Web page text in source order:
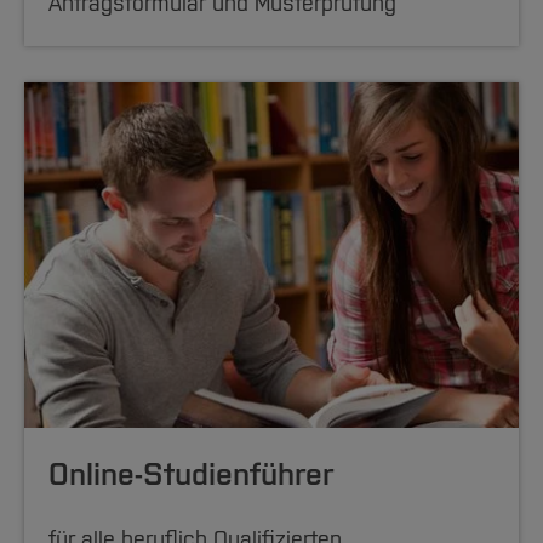
eines jeden Jahres
[Inhalt zuklappen]
"Mathematik" (schriftliche Prüfungen) und
einem fachbezogenen Teil (mündliche Prüfung)
- die Inhalte orientieren sich an dem jeweiligen
Studiengang.
Beim Ablegen einer Zugangsprüfung gilt eine
spätere Zulassung zum Studium nur für die
Hochschule und nur für den Studiengang, an
der und für den die Prüfung abgelegt wurde.
Ein Probestudium dauert i. d. R. ein Jahr, wobei
wenn pro Semester 20 Leistungspunkte (von
jeweils 30) nachgewiesen werden.
Online-Studienführer